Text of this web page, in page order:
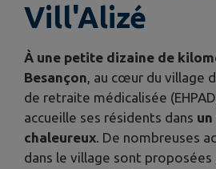
Vill'Alizé
À une petite dizaine de
Besançon, au cœur du village
de retraite médicalisée
accueille ses résidents dans
chaleureux. De nombreuses
dans le village sont